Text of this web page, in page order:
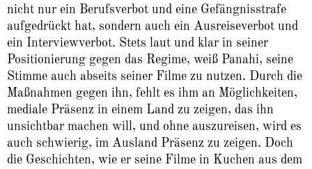
nicht nur ein Berufsverbot und eine Gefängnisstrafe
aufgedrückt hat, sondern auch ein Ausreiseverbot und
ein Interviewverbot. Stets laut und klar in seiner
Positionierung gegen das Regime, weiß Panahi, seine
Stimme auch abseits seiner Filme zu nutzen. Durch die
Maßnahmen gegen ihn, fehlt es ihm an Möglichkeiten,
mediale Präsenz in einem Land zu zeigen, das ihn
unsichtbar machen will, und ohne auszureisen, wird es
auch schwierig, im Ausland Präsenz zu zeigen. Doch
die Geschichten, wie er seine Filme in Kuchen aus dem